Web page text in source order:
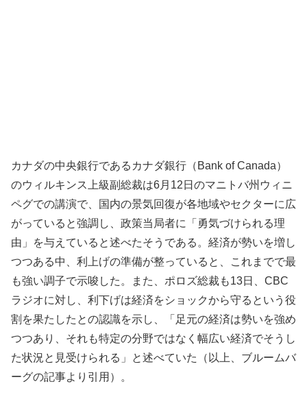
カナダの中央銀行であるカナダ銀行（Bank of Canada）
のウィルキンス上級副総裁は6月12日のマニトバ州ウィニ
ペグでの講演で、国内の景気回復が各地域やセクターに広
がっていると強調し、政策当局者に「勇気づけられる理
由」を与えていると述べたそうである。経済が勢いを増し
つつある中、利上げの準備が整っていると、これまでで最
も強い調子で示唆した。また、ポロズ総裁も13日、CBC
ラジオに対し、利下げは経済をショックから守るという役
割を果たしたとの認識を示し、「足元の経済は勢いを強め
つつあり、それも特定の分野ではなく幅広い経済でそうし
た状況と見受けられる」と述べていた（以上、ブルームバ
ーグの記事より引用）。